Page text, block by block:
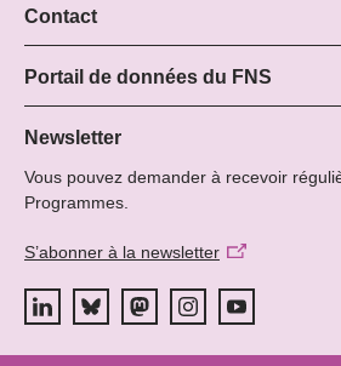
nationaux de recherche (PNR) :
Tous les PNR
Contact
Boris Buzek, FNS
Beatrice Schibler, FNS
Managers du programme
Tél.: +
E-mail:
Portail de données du FNS
Vous trouverez ici des informations
recherche et les subsides approuvés par
Recherche de projets
Newsletter
Vous pouvez demander à recevoir
Programmes.
S’abonner à la newsletter